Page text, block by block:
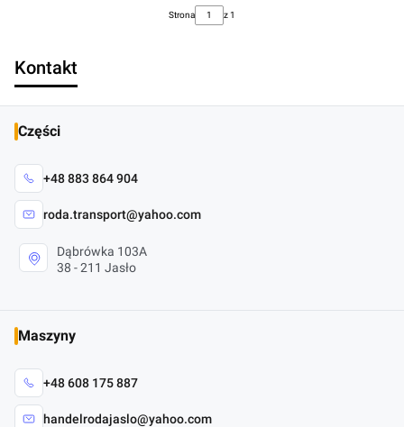
Strona z 1
Kontakt
Części
+48 883 864 904
roda.transport@yahoo.com
Dąbrówka 103A
38 - 211 Jasło
Maszyny
+48 608 175 887
handelrodajaslo@yahoo.com